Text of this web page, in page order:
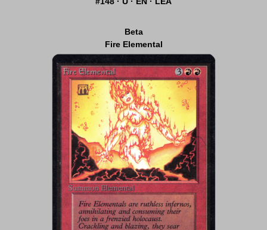
Beta
Fire Elemental